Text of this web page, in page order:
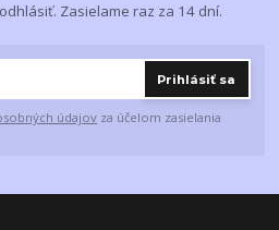
Zasielame raz za 14 dní.
Prihlásiť sa
údajov za účelom zasielania